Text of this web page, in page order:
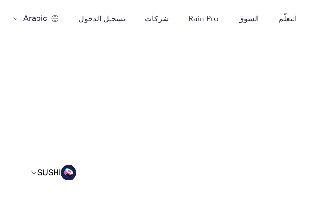
التعلّم السوق Rain Pro شركات تسجيل الدخول Arabic
SUSHI